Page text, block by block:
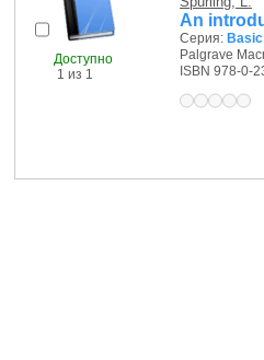
Доступно
1 из 1
An
Серия:
Palgrave
ISBN 978-0-